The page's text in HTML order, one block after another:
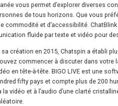
vous permet d’explorer diverses
de tous horizons. Que vous
commodité et d’accessibilité.
fluide par texte et vidéo pour
sa création en 2015, Chatspin a établi
commencer à discuter dans votre
en tête-à-tête. BIGO LIVE est une
fifty pays et compte plus de 200
la vidéo et à l’audio d’une clarté